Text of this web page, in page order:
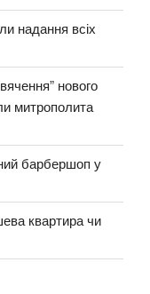
надання всіх
нового
митрополита
барбершоп у
квартира чи